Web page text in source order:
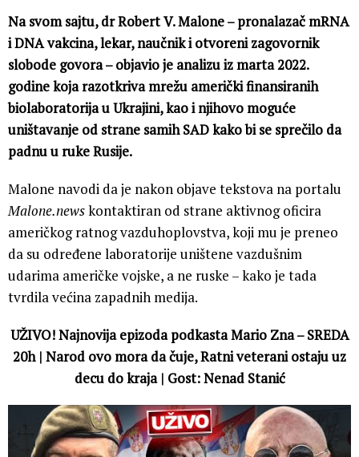
Na svom sajtu, dr Robert V. Malone – pronalazač mRNA
i DNA vakcina, lekar, naučnik i otvoreni zagovornik
slobode govora – objavio je analizu iz marta 2022.
godine koja razotkriva mrežu američki finansiranih
biolaboratorija u Ukrajini, kao i njihovo moguće
uništavanje od strane samih SAD kako bi se sprečilo da
padnu u ruke Rusije.
Malone navodi da je nakon objave tekstova na portalu
Malone.newskontaktiran od strane aktivnog oficira
američkog ratnog vazduhoplovstva, koji mu je preneo
da su određene laboratorije uništene vazdušnim
udarima američke vojske, a ne ruske – kako je tada
tvrdila većina zapadnih medija.
UŽIVO! Najnovija epizoda podkasta Mario Zna – SREDA
20h | Narod ovo mora da čuje, Ratni veterani ostaju uz
decu do kraja | Gost: Nenad Stanić